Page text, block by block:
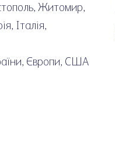
Житомир,
Італія,
Європи, США